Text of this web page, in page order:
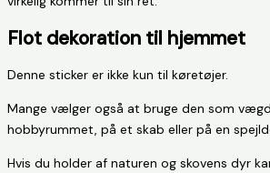
Flot dekoration til hjemmet
Denne sticker er ikke kun til køretøjer.
Mange vælger også at bruge den som
hobbyrummet, på et skab eller på en
Hvis du holder af naturen og skovens dyr